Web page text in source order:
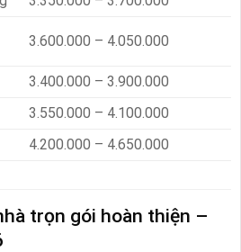
3.600.000 – 4.050.000
3.400.000 – 3.900.000
3.550.000 – 4.100.000
4.200.000 – 4.650.000
trọn gói hoàn thiện –